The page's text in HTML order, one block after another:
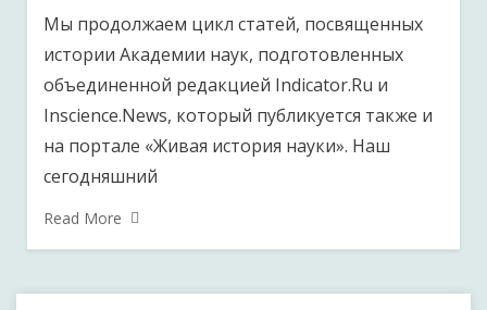
Мы продолжаем цикл статей, посвященных
истории Академии наук, подготовленных
объединенной редакцией Indicator.Ru и
Inscience.News, который публикуется также и
на портале «Живая история науки». Наш
сегодняшний
Read More